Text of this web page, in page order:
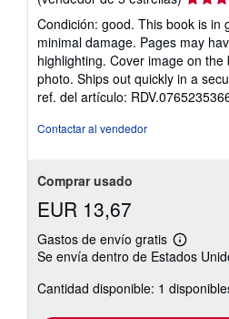
del
5
de
5
Condición: good. This book is in
minimal damage. Pages may
highlighting. Cover image on
photo. Ships out quickly in a
ref. del artículo:
Contactar al vendedor
Comprar usado
EUR 13,67
Gastos de envío gratis
Más
las
tarifas
Se envía dentro de Estados
Cantidad disponible: 1